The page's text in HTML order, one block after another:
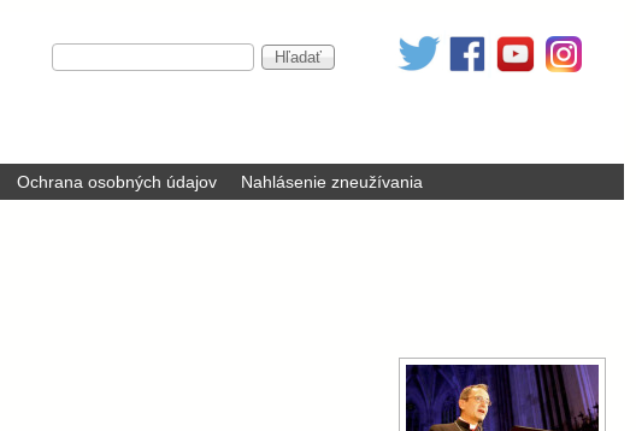
V
y
d
á
v
H
ľ
ť
Ochrana osobných údajov Nahlásenie zneužívania